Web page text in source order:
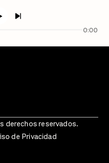
0:00
derechos reservados.
de Privacidad